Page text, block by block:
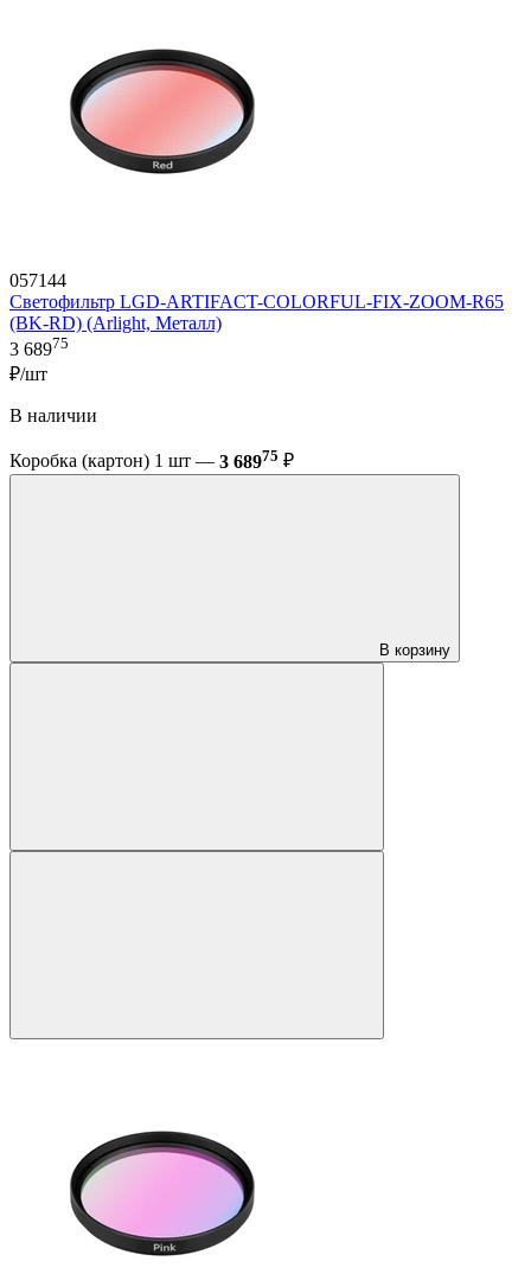
057144
Светофильтр LGD-ARTIFACT-COLORFUL-FIX-ZOOM-R65
(BK-RD) (Arlight, Металл)
3 68975
₽/шт
В наличии
Коробка (картон) 1 шт — 3 68975 ₽
В корзину